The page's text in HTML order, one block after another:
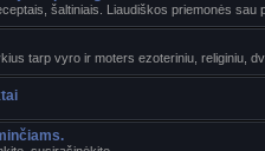
šaltiniais. Liaudiškos priemonės sau
tarp vyro ir moters ezoteriniu, religiniu,